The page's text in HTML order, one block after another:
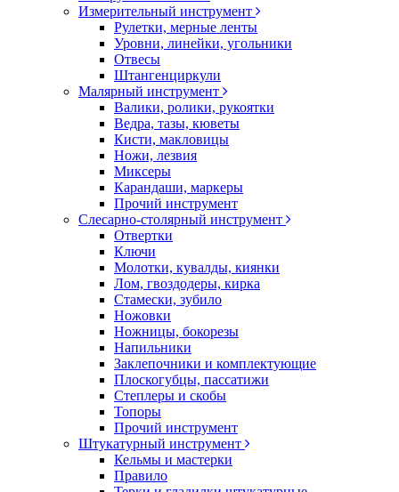
Измерительный инструмент
Рулетки, мерные ленты
Уровни, линейки, угольники
Отвесы
Штангенциркули
Малярный инструмент
Валики, ролики, рукоятки
Ведра, тазы, кюветы
Кисти, макловицы
Ножи, лезвия
Миксеры
Карандаши, маркеры
Прочий инструмент
Слесарно-столярный инструмент
Отвертки
Ключи
Молотки, кувалды, киянки
Лом, гвоздодеры, кирка
Стамески, зубило
Ножовки
Ножницы, бокорезы
Напильники
Заклепочники и комплектующие
Плоскогубцы, пассатижи
Степлеры и скобы
Топоры
Прочий инструмент
Штукатурный инструмент
Кельмы и мастерки
Правило